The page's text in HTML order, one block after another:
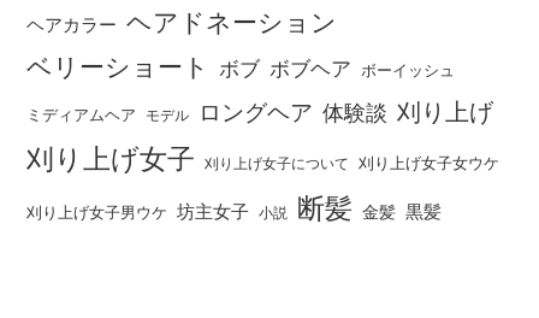
ヘアカラー ヘアドネーション
ベリーショート
ボブ ボブヘア ボーイッシュ
ミディアムヘア モデル ロングヘア 体験談 刈り上げ
刈り上げ女子 刈り上げ女子について 刈り上げ女子女ウケ
刈り上げ女子男ウケ 坊主女子 小説 断髪 金髪 黒髪